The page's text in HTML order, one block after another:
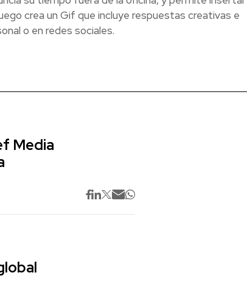
crea un Gif que incluye respuestas creativas e
o en redes sociales.
Media